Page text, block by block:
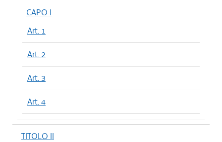
CAPO I
Art. 1
Art. 2
Art. 3
Art. 4
TITOLO II